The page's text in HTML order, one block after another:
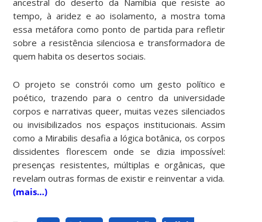
tempo, à aridez e ao isolamento, a mostra toma
essa metáfora como ponto de partida para refletir
sobre a resistência silenciosa e transformadora de
quem habita os desertos sociais.
O projeto se constrói como um gesto político e
poético, trazendo para o centro da universidade
corpos e narrativas queer, muitas vezes silenciados
ou invisibilizados nos espaços institucionais. Assim
como a Mirabilis desafia a lógica botânica, os corpos
dissidentes florescem onde se dizia impossível:
presenças resistentes, múltiplas e orgânicas, que
revelam outras formas de existir e reinventar a vida.
(mais…)